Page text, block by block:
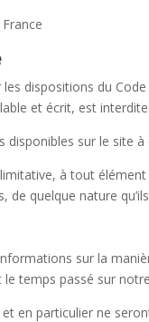
dispositions du
et écrit, est interdite.
sur le site
à tout
de quelque nature
sur la
le temps passé sur
en particulier ne